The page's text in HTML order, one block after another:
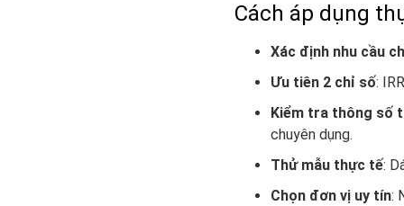
Cách áp dụng
Xác định nhu cầu
Ưu tiên 2 chỉ số:
Kiểm tra thông số
chuyên dụng.
Thử mẫu thực tế:
Chọn đơn vị uy tín: